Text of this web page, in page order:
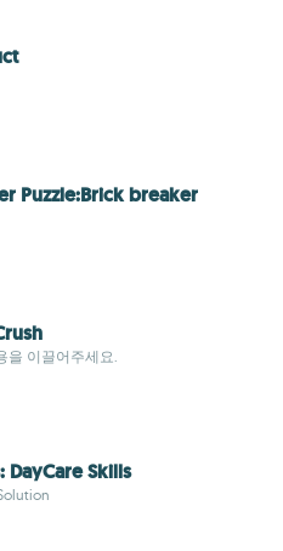
Puzzle:Brick breaker
을 이끌어주세요.
DayCare Skills